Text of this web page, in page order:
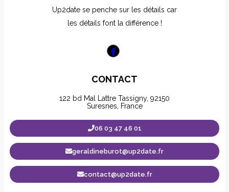
Up2date se penche sur les détails car
les détails font la différence !
CONTACT
122 bd Mal Lattre Tassigny, 92150
Suresnes, France
06 03 47 46 01
geraldineburot@up2date.fr
contact@up2date.fr